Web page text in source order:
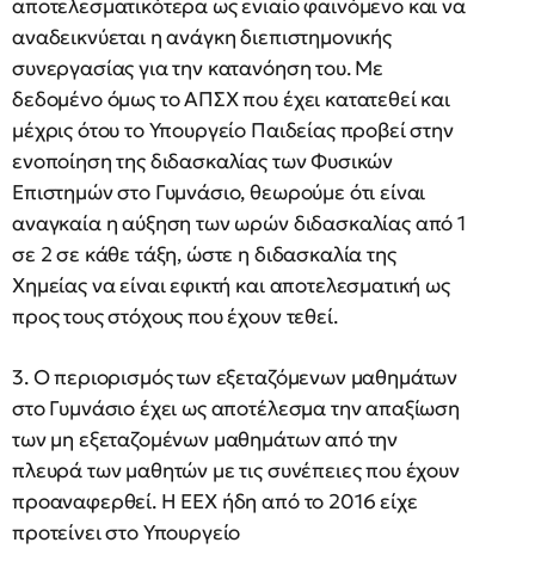
αποτελεσματικότερα ως ενιαίο φαινόμενο και να
αναδεικνύεται η ανάγκη διεπιστημονικής
συνεργασίας για την κατανόηση του. Με
δεδομένο όμως το ΑΠΣΧ που έχει κατατεθεί και
μέχρις ότου το Υπουργείο Παιδείας προβεί στην
ενοποίηση της διδασκαλίας των Φυσικών
Επιστημών στο Γυμνάσιο, θεωρούμε ότι είναι
αναγκαία η αύξηση των ωρών διδασκαλίας από 1
σε 2 σε κάθε τάξη, ώστε η διδασκαλία της
Χημείας να είναι εφικτή και αποτελεσματική ως
προς τους στόχους που έχουν τεθεί.
3. Ο περιορισμός των εξεταζόμενων μαθημάτων
στο Γυμνάσιο έχει ως αποτέλεσμα την απαξίωση
των μη εξεταζομένων μαθημάτων από την
πλευρά των μαθητών με τις συνέπειες που έχουν
προαναφερθεί. Η ΕΕΧ ήδη από το 2016 είχε
προτείνει στο Υπουργείο